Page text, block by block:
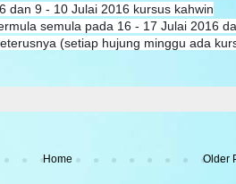
dan 9 - 10 Julai 2016 kursus kahwin
semula pada 16 - 17 Julai 2016
(setiap hujung minggu ada
Older
Home